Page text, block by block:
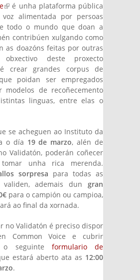
(link is external)
é unha plataforma pública
alimentada por persoas
todo o mundo que doan a
contribúen xulgando como
as doazóns feitas por outras
deste proxecto
crear grandes corpus de
poidan ser empregados
modelos de recoñecemento
linguas, entre elas o
se acheguen ao Instituto da
o día 19 de marzo, alén de
Validatón, poderán coñecer
unha rica merenda.
sorpresa para todas as
validen, ademais dun gran
para o campión ou campioa,
ao final da xornada.
no Validatón é preciso dispor
Common Voice e cubrir
o seguinte formulario de
is external)
estará aberto ata as 12:00
.